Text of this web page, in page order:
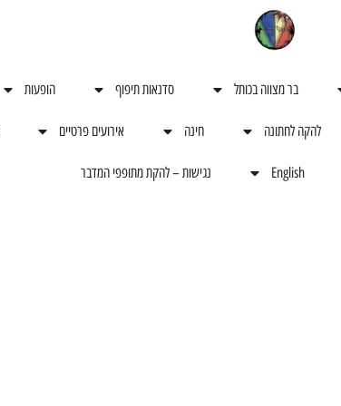
בר מצווה בכותל סדנאות תיפוף הופעות
להקה לחתונה חינה אירועים פרטיים
English נגישות – להקת מתופפי המדבר